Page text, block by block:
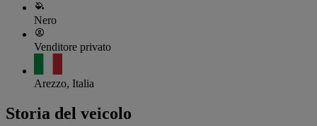
Nero
Venditore privato
Arezzo, Italia
Storia del veicolo